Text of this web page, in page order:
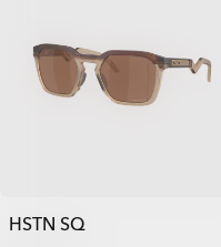
HSTN SQ